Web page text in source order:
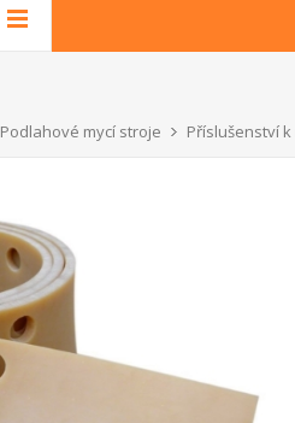
Podlahové mycí stroje Příslušenství